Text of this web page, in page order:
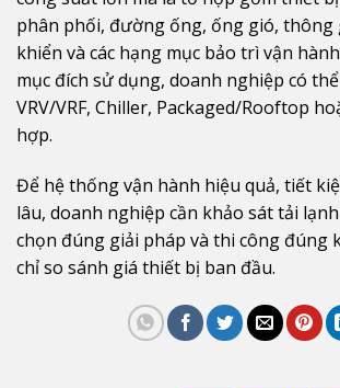
phân phối, đường ống, ống gió, thông
khiển và các hạng mục bảo trì vận
mục đích sử dụng, doanh nghiệp có
VRV/VRF, Chiller, Packaged/Rooftop
hợp.
Để hệ thống vận hành hiệu quả, tiết
lâu, doanh nghiệp cần khảo sát tải
chọn đúng giải pháp và thi công đúng
chỉ so sánh giá thiết bị ban đầu.